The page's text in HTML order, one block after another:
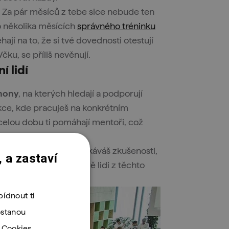
pár měsíců z tebe sice nebude ten
několika měsícíchsprávného tréninku
na to, že si tvé dovednosti otestují
se příliš nevěnují.
lidí
, na kterých hledají a podporují
kde pracuješ na konkrétním
dobu ti pomáhají mentoři, což
a získáváš zkušenosti,
velmi cenné. A právě lidi z těchto
a zastaví
ti